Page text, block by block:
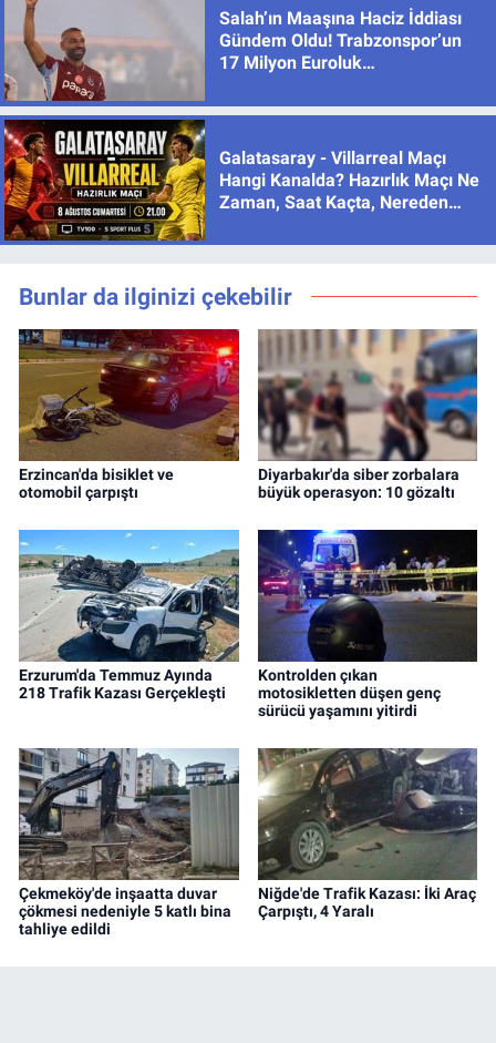
Salah’ın Maaşına Haciz İddiası
Gündem Oldu! Trabzonspor’un
17 Milyon Euroluk
Galatasaray - Villarreal Maçı
Hangi Kanalda? Hazırlık Maçı Ne
Zaman, Saat Kaçta, Nereden
Bunlar da ilginizi çekebilir
Erzincan'da bisiklet ve
otomobil çarpıştı
Diyarbakır'da siber zorbalara
büyük operasyon: 10 gözaltı
Erzurum'da Temmuz Ayında
218 Trafik Kazası Gerçekleşti
Kontrolden çıkan
motosikletten düşen genç
sürücü yaşamını yitirdi
Çekmeköy'de inşaatta duvar
çökmesi nedeniyle 5 katlı bina
tahliye edildi
Niğde'de Trafik Kazası: İki Araç
Çarpıştı, 4 Yaralı